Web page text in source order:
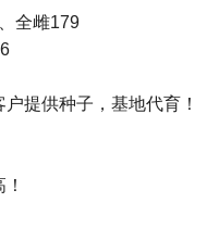
全雌179
提供种子，基地代育！